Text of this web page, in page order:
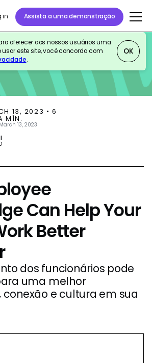
in Assista a uma demonstração
oferecer aos nossos usuários uma
usar este site, você concorda com
.
OK
MANAGEMENT PRODUCT UPDATES
13, 2023 • 6
MÍN.
March 13, 2023
Can Help Your
Better
dos funcionários pode
uma melhor
e cultura em sua